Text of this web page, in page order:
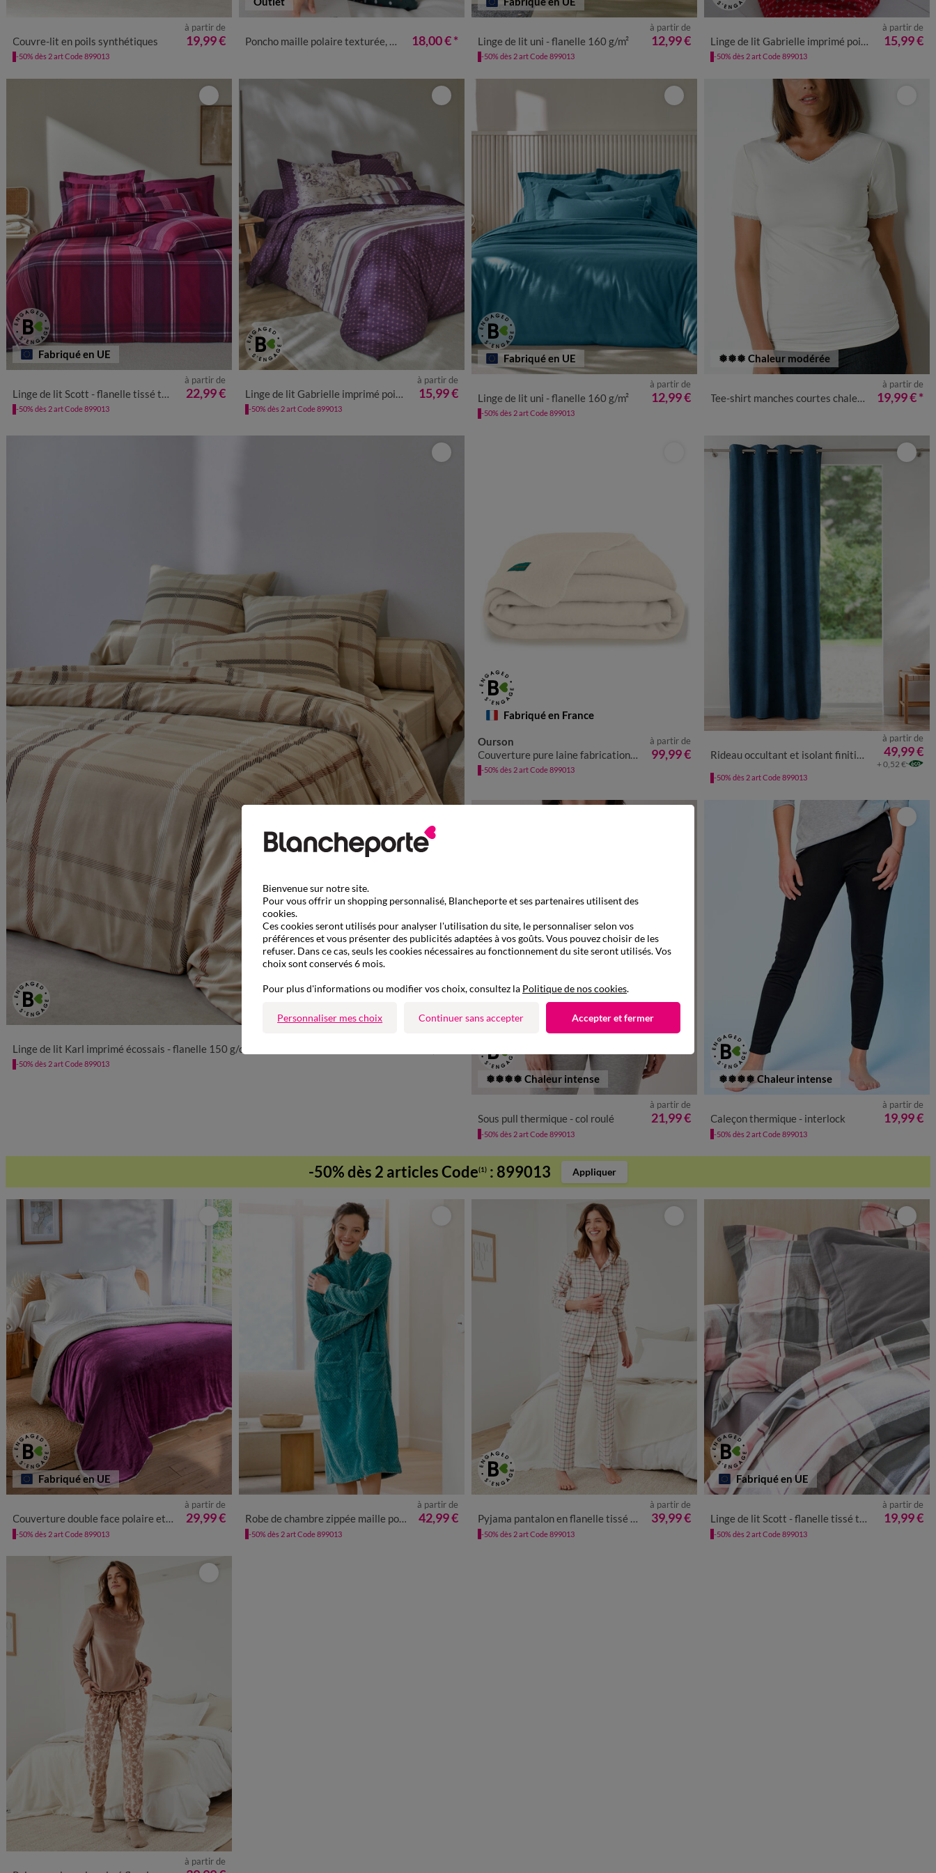
Couvre-lit en poils synthétiques
à partir de
19,99 €
-50% dès 2 art Code 899013
Poncho maille polaire texturée, col montant 18,00 €* Linge de lit uni - flanelle 160 g/m²
à partir de
12,99 €
-50% dès 2 art Code 899013
Linge de lit Gabrielle imprimé pois-fleurs-dentelle - flanelle 150 g/m²
à partir de
15,99 €
-50% dès 2 art Code 899013
Fabriqué en UE
Linge de lit Scott - flanelle tissé teint 160 g/m²
à partir de
22,99 €
-50% dès 2 art Code 899013
Linge de lit Gabrielle imprimé pois-fleurs-dentelle - flanelle 150 g/m²
à partir de
15,99 €
-50% dès 2 art Code 899013
Fabriqué en UE
Linge de lit uni - flanelle 160 g/m²
à partir de
12,99 €
-50% dès 2 art Code 899013
❅❅❅ Chaleur modérée
52 54
Tee-shirt manches courtes chaleur seconde peau et détails dentelle
à partir de
19,99 €*
Linge de lit Karl imprimé écossais - flanelle 150 g/cm²
-50% dès 2 art Code 899013
Fabriqué en France
Ourson
Couverture pure laine fabrication française 400 g/m²
à partir de
99,99 €
-50% dès 2 art Code 899013
Rideau occultant et isolant finition oeillets
à partir de
49,99 €
+ 0,52 €
-50% dès 2 art Code 899013
❅❅❅❅ Chaleur intense
52
Sous pull thermique - col roulé
à partir de
21,99 €
-50% dès 2 art Code 899013
❅❅❅❅ Chaleur intense
52
Caleçon thermique - interlock
à partir de
19,99 €
-50% dès 2 art Code 899013
-50% dès 2 articles Code(1) : 899013 Appliquer
Fabriqué en UE
Couverture double face polaire et sherpa
à partir de
29,99 €
-50% dès 2 art Code 899013
52 54
Robe de chambre zippée maille polaire texturée
à partir de
42,99 €
-50% dès 2 art Code 899013
52
Pyjama pantalon en flanelle tissé teint carreaux
à partir de
39,99 €
-50% dès 2 art Code 899013
Fabriqué en UE
Linge de lit Scott - flanelle tissé teint 160 g/m²
à partir de
19,99 €
-50% dès 2 art Code 899013
52 54
à partir de
Bienvenue sur notre site.
Pour vous offrir un shopping personnalisé, Blancheporte et ses partenaires utilisent des
cookies.
Ces cookies seront utilisés pour analyser l'utilisation du site, le personnaliser selon vos
préférences et vous présenter des publicités adaptées à vos goûts. Vous pouvez choisir de les
refuser. Dans ce cas, seuls les cookies nécessaires au fonctionnement du site seront utilisés. Vos
choix sont conservés 6 mois.
Pour plus d'informations ou modifier vos choix, consultez la Politique de nos cookies.
Personnaliser mes choix Continuer sans accepter Accepter et fermer